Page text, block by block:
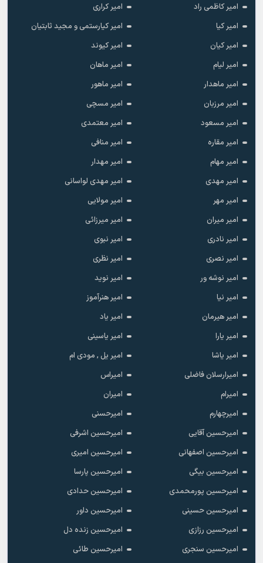
امیر کاظمی راد
امیر کراری
امیر کیا
امیر کیارستمی و مجید ثابتیان
امیر کیان
امیر کیوند
امیر لیام
امیر ماهان
امیر ماهدار
امیر ماهور
امیر مرزبان
امیر مسچی
امیر مسعود
امیر معتمدی
امیر مقاره
امیر منافی
امیر مهام
امیر مهدار
امیر مهدی
امیر مهدی لواسانی
امیر مهر
امیر مولایی
امیر میران
امیر میرزائی
امیر نادری
امیر نبوی
امیر نصری
امیر نظری
امیر نوشه ور
امیر نوید
امیر نیا
امیر هنرآموز
امیر هیرمان
امیر یاد
امیر یارا
امیر یاسینی
امیر یاشا
امیر یل , مودی ام
امیرارسلان فاضلی
امیراس
امیرام
امیران
امیرچهارم
امیرحسنی
امیرحسین آقایی
امیرحسین اشرفی
امیرحسین اصفهانی
امیرحسین امیری
امیرحسین بیگی
امیرحسین پارسا
امیرحسین پورمحمدی
امیرحسین حدادی
امیرحسین حسینی
امیرحسین داور
امیرحسین رزازی
امیرحسین زنده دل
امیرحسین سنجری
امیرحسین طائی